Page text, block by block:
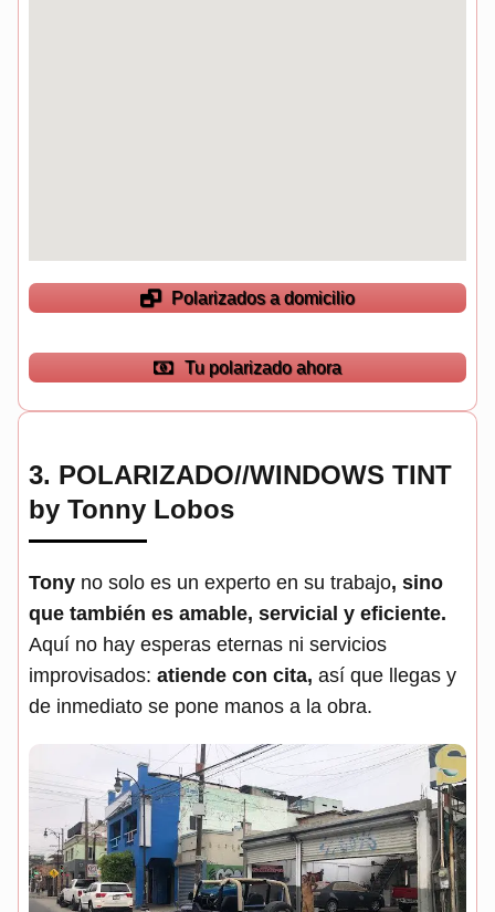
Polarizados a domicilio
Tu polarizado ahora
3. POLARIZADO//WINDOWS TINT
by Tonny Lobos
Tony no solo es un experto en su trabajo, sino
que también es amable, servicial y eficiente.
Aquí no hay esperas eternas ni servicios
improvisados: atiende con cita, así que llegas y
de inmediato se pone manos a la obra.